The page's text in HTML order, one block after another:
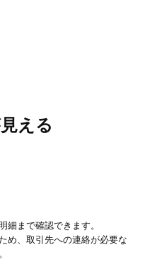
える
細まで確認できます。
め、取引先への連絡が必要な